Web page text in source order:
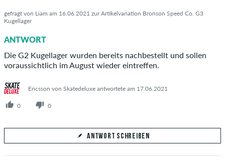
gefragt von Liam am 16.06.2021 zur Artikelvariation Bronson Speed Co. G3
Kugellager
ANTWORT
Die G2 Kugellager wurden bereits nachbestellt und sollen
voraussichtlich im August wieder eintreffen.
Ericsson von Skatedeluxe antwortete am 17.06.2021
0 0
ANTWORT SCHREIBEN
Deine Antwort